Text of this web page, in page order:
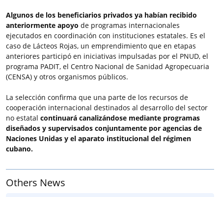
Algunos de los beneficiarios privados ya habían recibido
anteriormente apoyo de programas internacionales
ejecutados en coordinación con instituciones estatales. Es el
caso de Lácteos Rojas, un emprendimiento que en etapas
anteriores participó en iniciativas impulsadas por el PNUD, el
programa PADIT, el Centro Nacional de Sanidad Agropecuaria
(CENSA) y otros organismos públicos.
La selección confirma que una parte de los recursos de
cooperación internacional destinados al desarrollo del sector
no estatal continuará canalizándose mediante programas
diseñados y supervisados conjuntamente por agencias de
Naciones Unidas y el aparato institucional del régimen
cubano.
Others News